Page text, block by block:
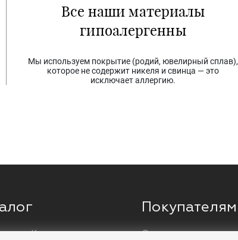
Все наши материалы
гипоалергенны
Мы используем покрытие (родий, ювелирный сплав),
которое не содержит никеля и свинца — это
исключает аллергию.
Кольца
Покупателям
О компании